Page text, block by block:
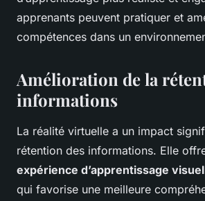
apprenants peuvent pratiquer et
compétences dans un
Amélioration de la
informations
La réalité virtuelle a un impact
rétention des informations. Elle
expérience d’apprentissage
qui favorise une meilleure